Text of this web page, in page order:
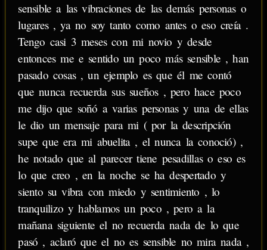
sensible a las vibraciones de las demás personas o
lugares , ya no soy tanto como antes o eso creía .
Tengo casi 3 meses con mi novio y desde
entonces me e sentido un poco más sensible , han
pasado cosas , un ejemplo es que él me contó
que nunca recuerda sus sueños , pero hace poco
me dijo que soñó a varias personas y una de ellas
le dio un mensaje para mi ( por la descripción
supe que era mi abuelita , el nunca la conoció) ,
he notado que al parecer tiene pesadillas o eso es
lo que creo , en la noche se ha despertado y
siento su vibra con miedo y sentimiento , lo
tranquilizo y hablamos un poco , pero a la
mañana siguiente el no recuerda nada de lo que
pasó , aclaró que el no es sensible no mira nada ,